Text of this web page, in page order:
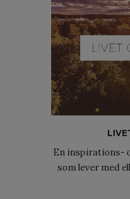
En inspirations-
som lever med